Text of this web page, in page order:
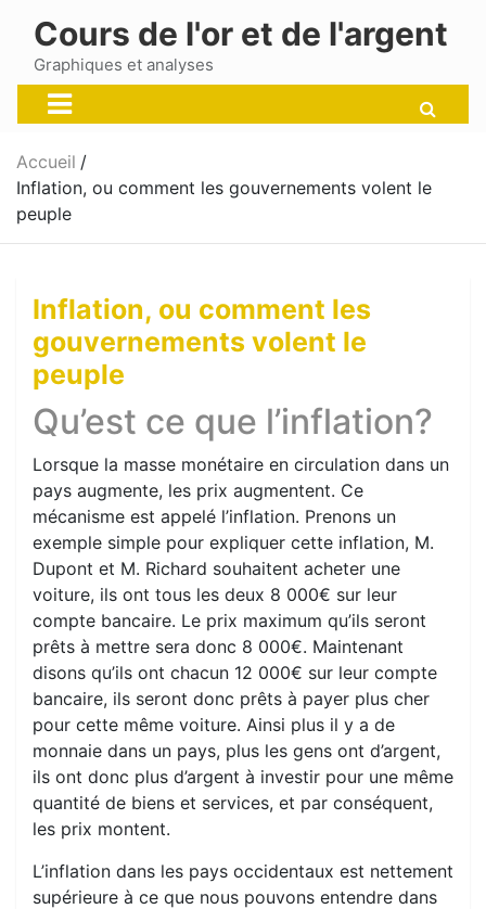
content
Cours de l'or et de l'argent
Graphiques et analyses
Accueil
Inflation, ou comment les gouvernements volent le
peuple
Inflation, ou comment les
gouvernements volent le
peuple
Qu’est ce que l’inflation?
Lorsque la masse monétaire en circulation dans un
pays augmente, les prix augmentent. Ce
mécanisme est appelé l’inflation. Prenons un
exemple simple pour expliquer cette inflation, M.
Dupont et M. Richard souhaitent acheter une
voiture, ils ont tous les deux 8 000€ sur leur
compte bancaire. Le prix maximum qu’ils seront
prêts à mettre sera donc 8 000€. Maintenant
disons qu’ils ont chacun 12 000€ sur leur compte
bancaire, ils seront donc prêts à payer plus cher
pour cette même voiture. Ainsi plus il y a de
monnaie dans un pays, plus les gens ont d’argent,
ils ont donc plus d’argent à investir pour une même
quantité de biens et services, et par conséquent,
les prix montent.
L’inflation dans les pays occidentaux est nettement
supérieure à ce que nous pouvons entendre dans